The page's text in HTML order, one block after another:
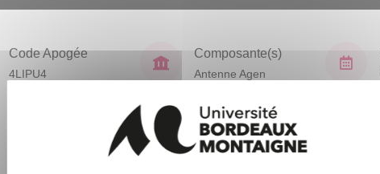
Code Apogée
4LIPU4
Composante(s)
Antenne Agen